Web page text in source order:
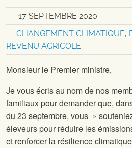
17 SEPTEMBRE 2020
CHANGEMENT CLIMATIQUE,
REVENU AGRICOLE
Monsieur le Premier ministre,
Je vous écris au nom de nos
familiaux pour demander que,
du 23 septembre, vous »
éleveurs pour réduire les
et renforcer la résilience